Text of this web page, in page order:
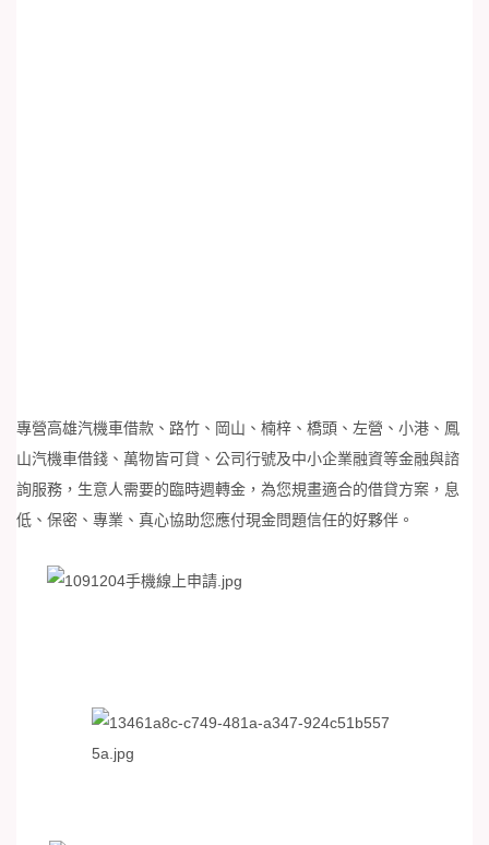
專營高雄汽機車借款、路竹、岡山、楠梓、橋頭、左營、小港、鳳
山汽機車借錢、萬物皆可貸、公司行號及中小企業融資等金融與諮
詢服務，生意人需要的臨時週轉金，為您規畫適合的借貸方案，息
低、保密、專業、真心協助您應付現金問題信任的好夥伴。